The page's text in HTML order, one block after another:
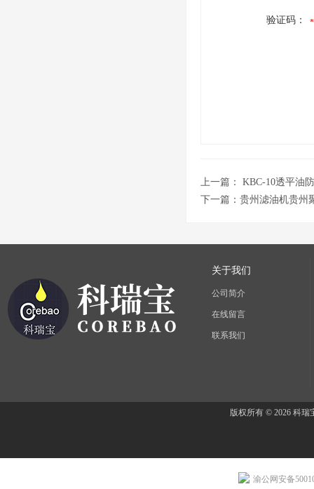
验证码：
上一篇： KBC-10透平油
下一篇： 贵州滤油机贵州
关于我们
公司简介
在线留言
联系我们
版权所有 © 2026 科
渝公网安备